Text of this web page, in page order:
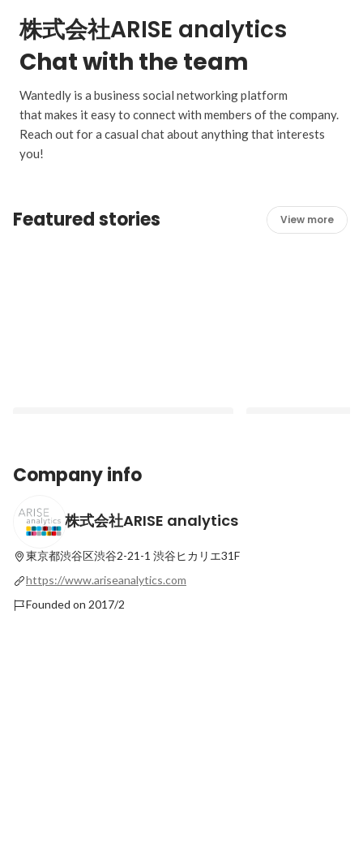
株式会社ARISE analytics
Chat with the team
Wantedly is a business social networking platform
that makes it easy to connect with members of the company.
Reach out for a casual chat about anything that interests
you!
Featured stories View more
ARISE analyticsの放課後！#部活動をご紹
Latest
Company info
株式会社ARISE analytics
東京都渋谷区渋谷2-21-1 渋谷ヒカリエ31F
https://www.ariseanalytics.com
Founded on 2017/2